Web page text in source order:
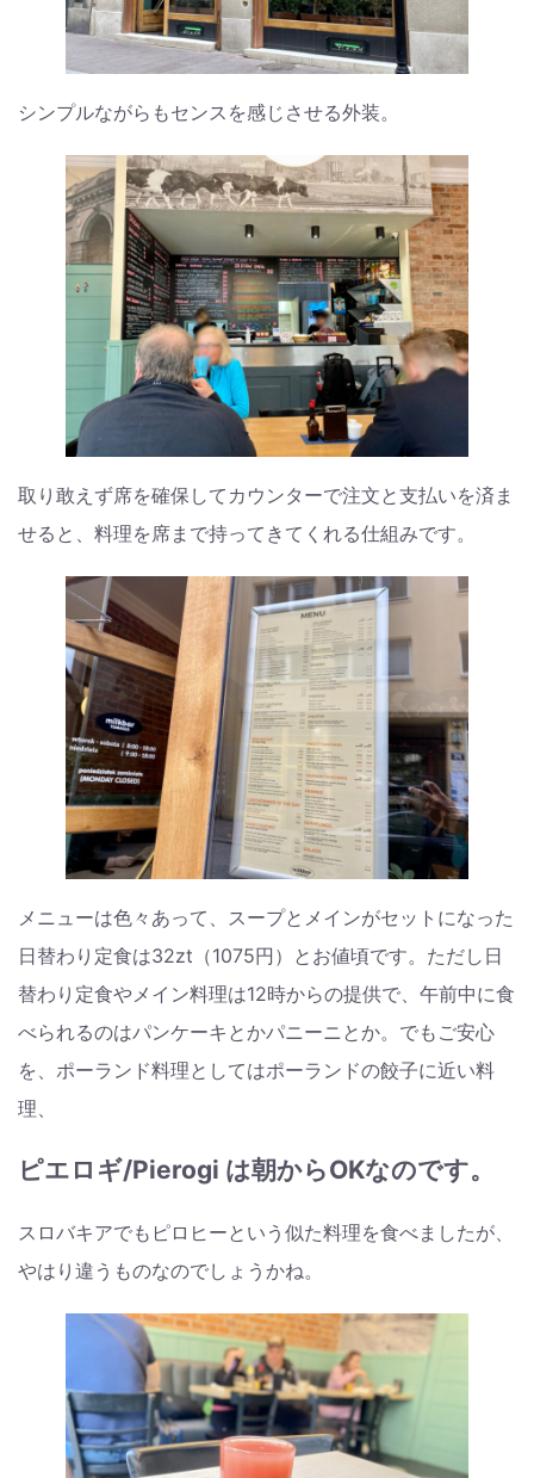
シンプルながらもセンスを感じさせる外装。
取り敢えず席を確保してカウンターで注文と支払いを済ま
せると、料理を席まで持ってきてくれる仕組みです。
メニューは色々あって、スープとメインがセットになった
日替わり定食は32zt（1075円）とお値頃です。ただし日
替わり定食やメイン料理は12時からの提供で、午前中に食
べられるのはパンケーキとかパニーニとか。でもご安心
を、ポーランド料理としてはポーランドの餃子に近い料
理、
ピエロギ/Pierogi は朝からOKなのです。
スロバキアでもピロヒーという似た料理を食べましたが、
やはり違うものなのでしょうかね。